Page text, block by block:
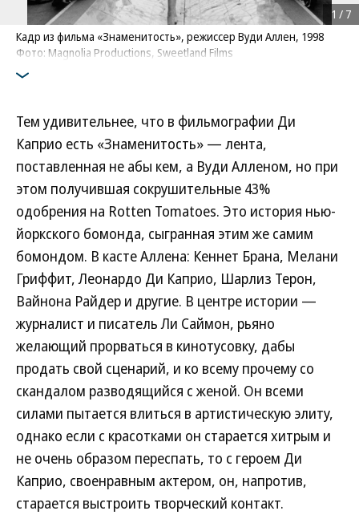
Кадр из фильма «Знаменитость», режиссер Вуди Аллен, 1998
Фото: Magnolia Productions, Sweetland Films
1 / 7
Тем удивительнее, что в фильмографии Ди
Каприо есть «Знаменитость» — лента,
поставленная не абы кем, а Вуди Алленом, но при
этом получившая сокрушительные 43%
одобрения на Rotten Tomatoes. Это история нью-
йоркского бомонда, сыгранная этим же самим
бомондом. В касте Аллена: Кеннет Брана, Мелани
Гриффит, Леонардо Ди Каприо, Шарлиз Терон,
Вайнона Райдер и другие. В центре истории —
журналист и писатель Ли Саймон, рьяно
желающий прорваться в кинотусовку, дабы
продать свой сценарий, и ко всему прочему со
скандалом разводящийся с женой. Он всеми
силами пытается влиться в артистическую элиту,
однако если с красотками он старается хитрым и
не очень образом переспать, то с героем Ди
Каприо, своенравным актером, он, напротив,
старается выстроить творческий контакт.